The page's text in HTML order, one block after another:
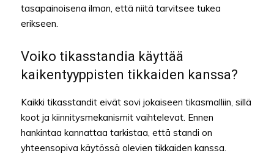
tasapainoisena ilman, että niitä tarvitsee tukea
erikseen.
Voiko tikasstandia käyttää
kaikentyyppisten tikkaiden kanssa?
Kaikki tikasstandit eivät sovi jokaiseen tikasmalliin, sillä
koot ja kiinnitysmekanismit vaihtelevat. Ennen
hankintaa kannattaa tarkistaa, että standi on
yhteensopiva käytössä olevien tikkaiden kanssa.